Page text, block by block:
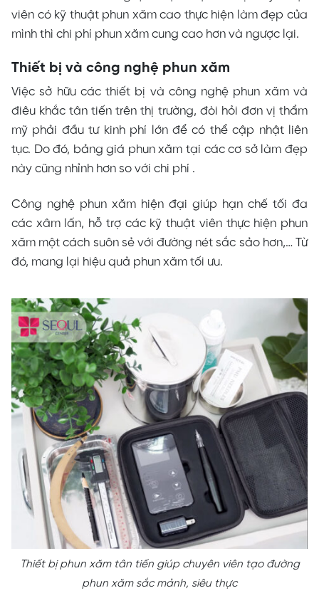
viên có kỹ thuật phun xăm cao thực hiện làm đẹp của
mình thì chi phí phun xăm cung cao hơn và ngược lại.
Thiết bị và công nghệ phun xăm
Việc sở hữu các thiết bị và công nghệ phun xăm và
điêu khắc tân tiến trên thị trường, đòi hỏi đơn vị thẩm
mỹ phải đầu tư kinh phí lớn để có thể cập nhật liên
tục. Do đó, bảng giá phun xăm tại các cơ sở làm đẹp
này cũng nhỉnh hơn so với chi phí .
Công nghệ phun xăm hiện đại giúp hạn chế tối đa
các xâm lấn, hỗ trợ các kỹ thuật viên thực hiện phun
xăm một cách suôn sẻ với đường nét sắc sảo hơn,… Từ
đó, mang lại hiệu quả phun xăm tối ưu.
Thiết bị phun xăm tân tiến giúp chuyên viên tạo đường
phun xăm sắc mảnh, siêu thực